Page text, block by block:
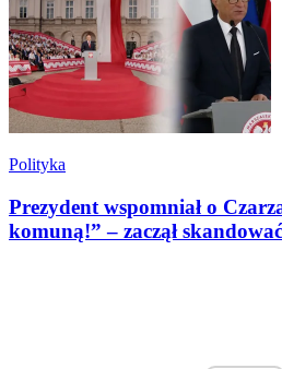
Polityka
Prezydent wspomniał o
komuną!” – zaczął